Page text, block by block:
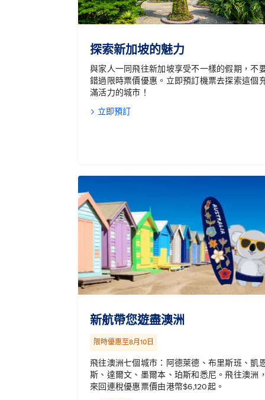
探索新加坡的魅力
與家人一同飛往新加坡享受不一樣的假期，不
錯過限時票價優惠。立即預訂機票去探索這個
滿活力的城市！
立即預訂
新航帶您遊盡澳洲
限時優惠至8月10日
飛往澳洲七個城市：阿德萊德、布里斯班、凱
斯、達爾文、墨爾本、珀斯和悉尼。飛往澳洲
來回連稅優惠票價由港幣$6,120起。